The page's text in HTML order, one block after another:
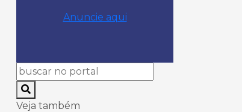
Anuncie aqui
Veja também